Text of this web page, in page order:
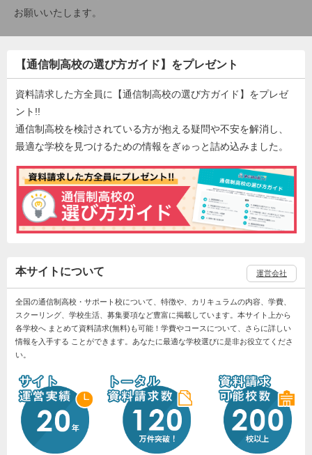
お願いいたします。
【通信制高校の選び方ガイド】をプレゼント
資料請求した方全員に【通信制高校の選び方ガイド】をプレゼ
ント!!
通信制高校を検討されている方が抱える疑問や不安を解消し、
最適な学校を見つけるための情報をぎゅっと詰め込みました。
本サイトについて 運営会社
全国の通信制高校・サポート校について、特徴や、カリキュラムの内容、学費、
スクーリング、学校生活、募集要項など豊富に掲載しています。本サイト上から
各学校へ まとめて資料請求(無料)も可能！学費やコースについて、さらに詳しい
情報を入手する ことができます。あなたに最適な学校選びに是非お役立てくださ
い。